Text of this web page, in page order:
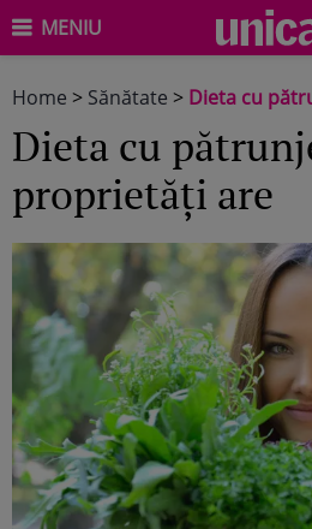
MENIU
Home > Sănătate > Dieta cu
Dieta cu
proprietăți are